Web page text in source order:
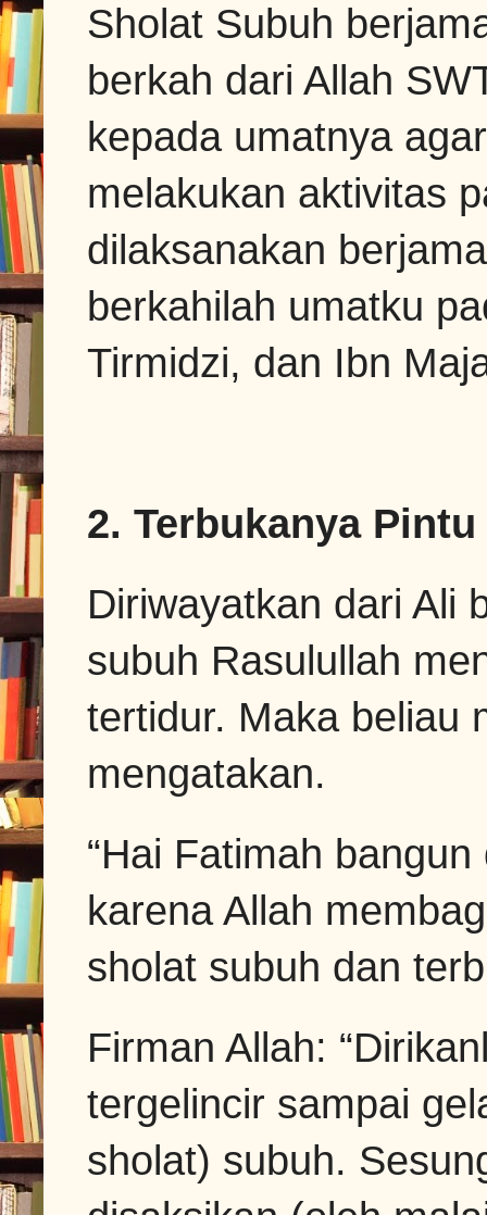
Sholat Subuh
berkah dari Allah
kepada umatnya
melakukan aktivitas
dilaksanakan
berkahilah umatku
Tirmidzi, dan Ibn
2. Terbukanya Pintu
Diriwayatkan dari Ali
subuh Rasulullah
tertidur. Maka beliau
mengatakan.
“Hai Fatimah
karena Allah
sholat subuh dan
Firman Allah:
tergelincir sampai
sholat) subuh.